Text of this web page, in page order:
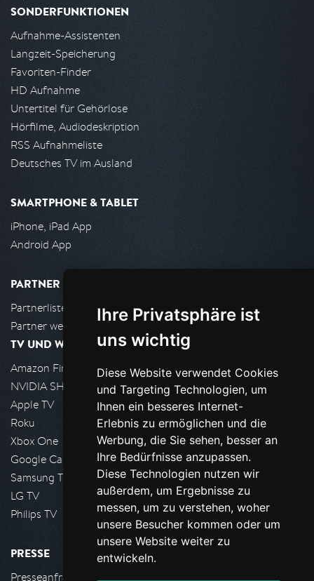
Ihre Privatsphäre ist
uns wichtig
Diese Website verwendet Cookies
und Targeting Technologien, um
Ihnen ein besseres Internet-
Erlebnis zu ermöglichen und die
Werbung, die Sie sehen, besser an
Ihre Bedürfnisse anzupassen.
Diese Technologien nutzen wir
außerdem, um Ergebnisse zu
messen, um zu verstehen, woher
unsere Besucher kommen oder um
unsere Website weiter zu
entwickeln.
SONDERFUNKTIONEN
Aufnahme-Assistenten
Langzeit-Speicherung
Favoriten-Finder
HD Aufnahme
Untertitel für Gehörlose
Hörfilme, Audiodeskription
RSS Aufnahmeliste
Deutsches TV im Ausland
SMARTPHONE & TABLET
iPhone, iPad App
Android App
PARTNER
Partnerliste
Partner werden
TV UND WOHNZIMMER
Amazon FireTV
NVIDIA SHIELD, Google TV
Apple TV
Roku
Xbox One
Google Cast
Samsung TV
LG TV
Philips TV
PRESSE
Presseanfrage stellen